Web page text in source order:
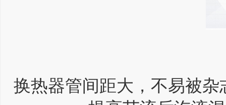
换热器管间距大，不易被